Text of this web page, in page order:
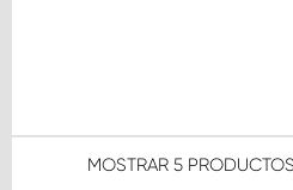
MOSTRAR 5 PRODUCTOS